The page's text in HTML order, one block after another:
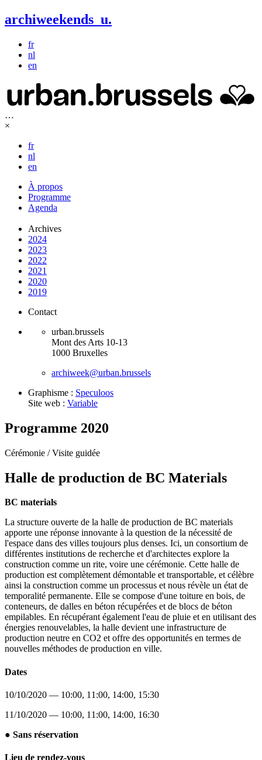
archiweekends u.
fr
nl
en
…
×
fr
nl
en
À propos
Programme
Agenda
Archives
2024
2023
2022
2021
2020
2019
Contact
urban.brussels
Mont des Arts 10-13
1000 Bruxelles
archiweek@urban.brussels
Graphisme : Speculoos
Site web : Variable
Programme 2020
Cérémonie /Visite guidée
Halle de production de BC Materials
BC materials
La structure ouverte de la halle de production de BC materials
apporte une réponse innovante à la question de la nécessité de
l'espace dans des villes toujours plus denses. Ici, un consortium de
différentes institutions de recherche et d'architectes explore la
construction comme un rite, voire une cérémonie. Cette halle de
production est complètement démontable et transportable, et célèbre
ainsi la construction comme un processus et nous révèle un état de
temporalité permanente. Elle se compose d'une toiture en bois, de
conteneurs, de dalles en béton récupérées et de blocs de béton
empilables. En récupérant également l'eau de pluie et en utilisant des
énergies renouvelables, la halle devient une infrastructure de
production neutre en CO2 et offre des opportunités en termes de
nouvelles méthodes de production en ville.
Dates
10/10/2020 — 10:00, 11:00, 14:00, 15:30
11/10/2020 — 10:00, 11:00, 14:00, 16:30
● Sans réservation
Lieu de rendez-vous